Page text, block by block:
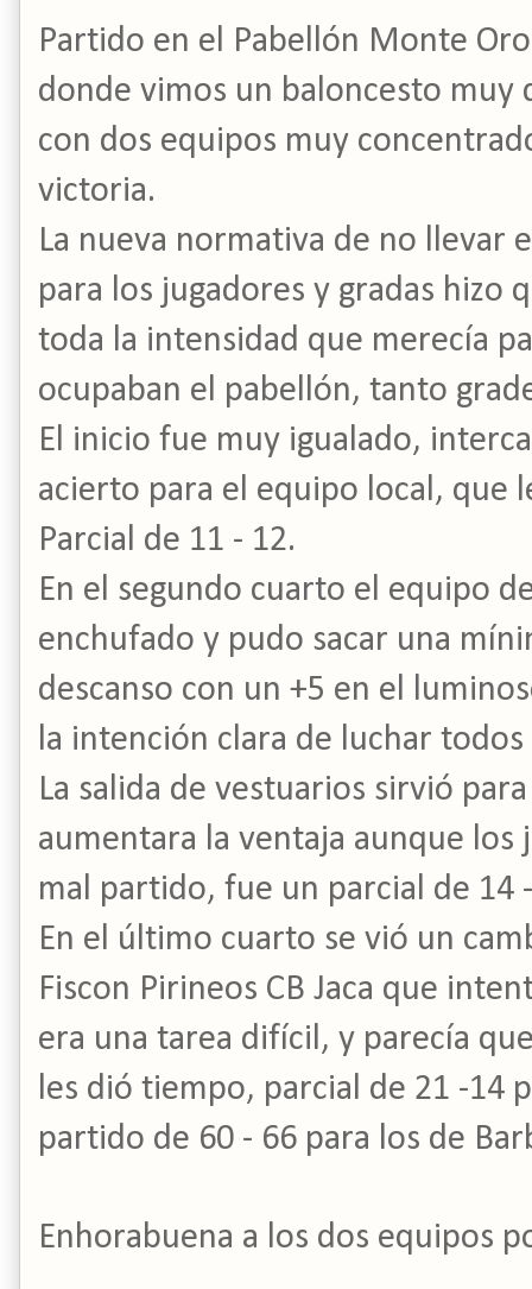
Partido en el Pabellón Monte
donde vimos un baloncesto
con dos equipos muy
victoria.
La nueva normativa de no llevar
para los jugadores y gradas hizo
toda la intensidad que merecía
ocupaban el pabellón, tanto
El inicio fue muy igualado,
acierto para el equipo local, que
Parcial de 11 - 12.
En el segundo cuarto el equipo
enchufado y pudo sacar una
descanso con un +5 en el
la intención clara de luchar
La salida de vestuarios sirvió
aumentara la ventaja aunque los
mal partido, fue un parcial de 14
En el último cuarto se vió un
Fiscon Pirineos CB Jaca que
era una tarea difícil, y parecía
les dió tiempo, parcial de 21 -14
partido de 60 - 66 para los de
Enhorabuena a los dos equipos